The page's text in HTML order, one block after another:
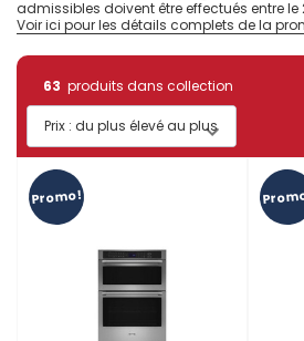
admissibles doivent être effectués entre le
Voir ici pour les détails complets de la
63 produits dans collection
Promo!